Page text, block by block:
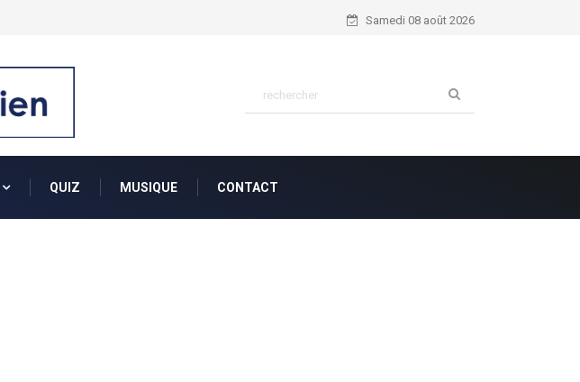
Psaume 56:4...
Samedi 08 août 2026
QUIZ MUSIQUE CONTACT